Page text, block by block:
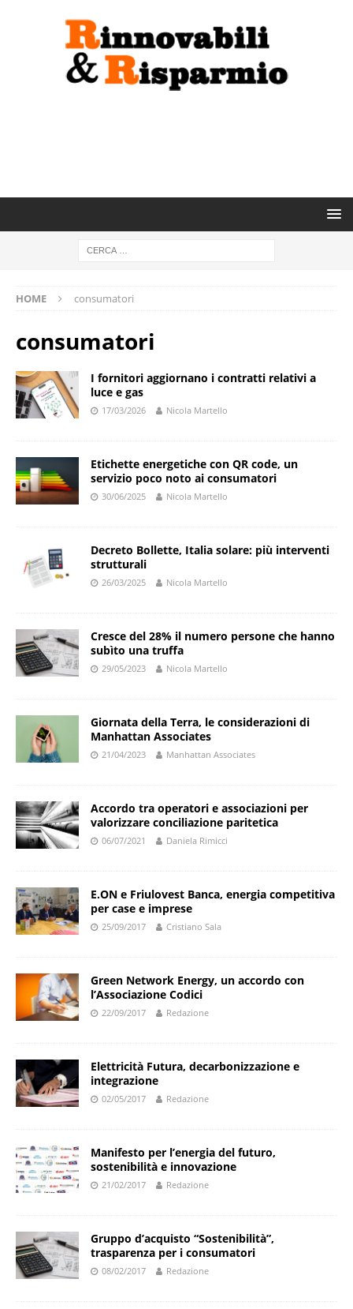
HOME consumatori
consumatori
I fornitori aggiornano i contratti relativi a
luce e gas
17/03/2026 Nicola Martello
Etichette energetiche con QR code, un
servizio poco noto ai consumatori
30/06/2025 Nicola Martello
Decreto Bollette, Italia solare: più interventi
strutturali
26/03/2025 Nicola Martello
Cresce del 28% il numero persone che hanno
subìto una truffa
29/05/2023 Nicola Martello
Giornata della Terra, le considerazioni di
Manhattan Associates
21/04/2023 Manhattan Associates
Accordo tra operatori e associazioni per
valorizzare conciliazione paritetica
06/07/2021 Daniela Rimicci
E.ON e Friulovest Banca, energia competitiva
per case e imprese
25/09/2017 Cristiano Sala
Green Network Energy, un accordo con
l’Associazione Codici
22/09/2017 Redazione
Elettricità Futura, decarbonizzazione e
integrazione
02/05/2017 Redazione
Manifesto per l’energia del futuro,
sostenibilità e innovazione
21/02/2017 Redazione
Gruppo d’acquisto “Sostenibilità”,
trasparenza per i consumatori
08/02/2017 Redazione